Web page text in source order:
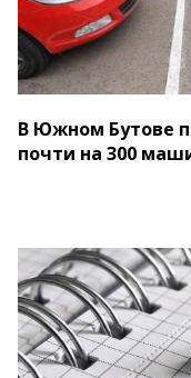
В Южном Бутове
почти на 300